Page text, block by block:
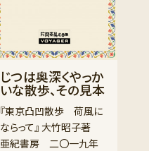
じつは奥深くやっか
いな散歩、その見本
『東京凸凹散歩 荷風に
ならって』 大竹昭子著
亜紀書房 二〇一九年